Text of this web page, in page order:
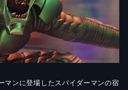
マンに登場したスパイダーマンの宿